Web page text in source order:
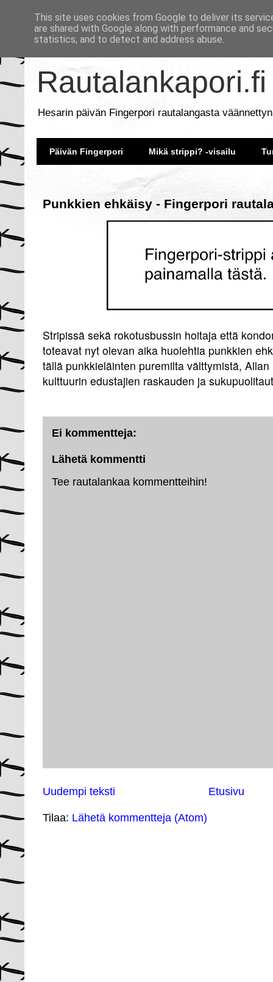
Rautalankapori.fi
Hesarin päivän Fingerpori rautalangasta
Päivän Fingerpori Mikä strippi? -visailu
Punkkien ehkäisy - Fingerpori
Stripissä sekä rokotusbussin hoitaja että
toteavat nyt olevan aika huolehtia punkkien
tällä punkkieläinten puremilta välttymistä,
kulttuurin edustajien raskauden ja
Ei kommentteja:
Lähetä kommentti
Tee rautalankaa kommentteihin!
Uudempi teksti Etusivu
Tilaa: Lähetä kommentteja (Atom)
This site uses cookies from Google to deliver its
are shared with Google along with performance and
statistics, and to detect and address abuse.